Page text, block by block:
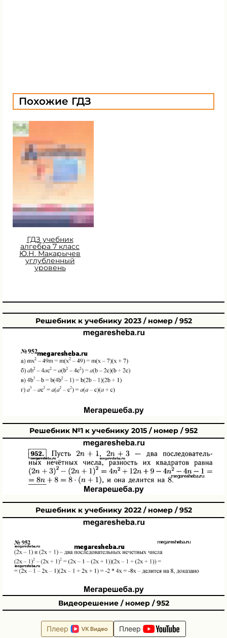
Похожие ГДЗ
ГДЗ учебник
алгебра 7 класс
Ю.Н. Макарычев
углубленный
уровень
Решебник к учебнику 2023 / номер / 952
Решебник №1 к учебнику 2015 / номер / 952
Решебник к учебнику 2022 / номер / 952
Видеорешение / номер / 952
Плеер Плеер